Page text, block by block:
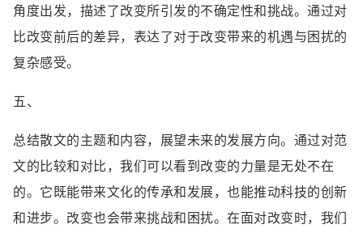
角度出发，描述了改变所引发的不确定性和挑战。通过对
比改变前后的差异，表达了对于改变带来的机遇与困扰的
复杂感受。
五、
总结散文的主题和内容，展望未来的发展方向。通过对范
文的比较和对比，我们可以看到改变的力量是无处不在
的。它既能带来文化的传承和发展，也能推动科技的创新
和进步。改变也会带来挑战和困扰。在面对改变时，我们